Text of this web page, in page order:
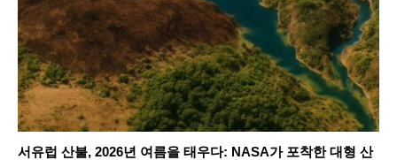
서유럽 산불, 2026년 여름을 태우다: NASA가 포착한 대형 산